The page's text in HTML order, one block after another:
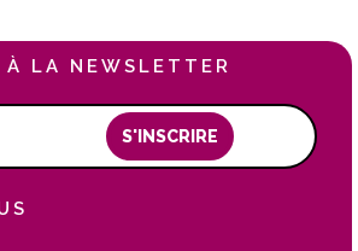
LA NEWSLETTER
S'INSCRIRE